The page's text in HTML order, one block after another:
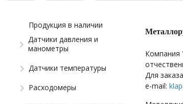
Продукция в наличии
Датчики давления и
манометры
Датчики температуры
Расходомеры
Компания
Для
e-mail: